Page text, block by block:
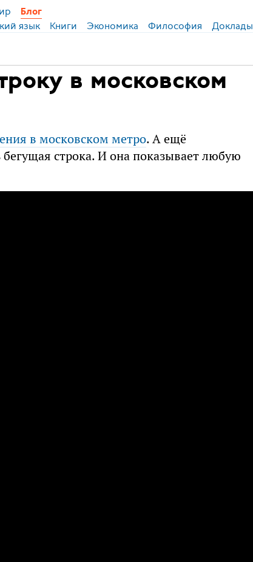
Блог
язык Книги Экономика Философия Доклады
в московском
в московском метро. А ещё
строка. И она показывает любую